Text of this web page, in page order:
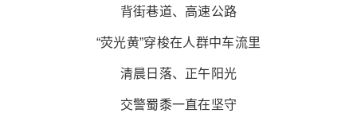
背街巷道、高速公路
“荧光黄”穿梭在人群中车流里
清晨日落、正午阳光
交警蜀黍一直在坚守